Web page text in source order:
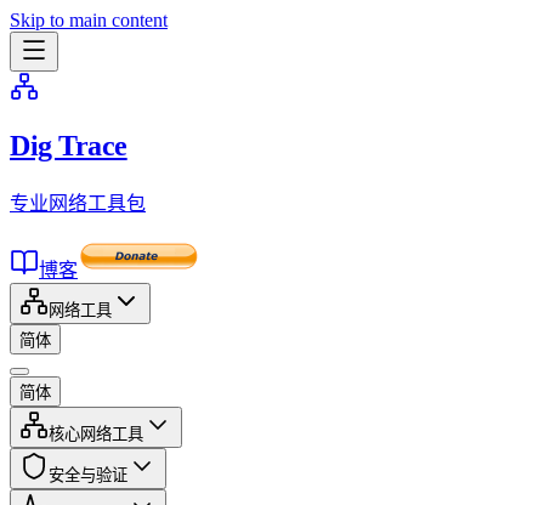
Skip to main content
Dig Trace
专业网络工具包
博客
网络工具
简体
简体
核心网络工具
安全与验证